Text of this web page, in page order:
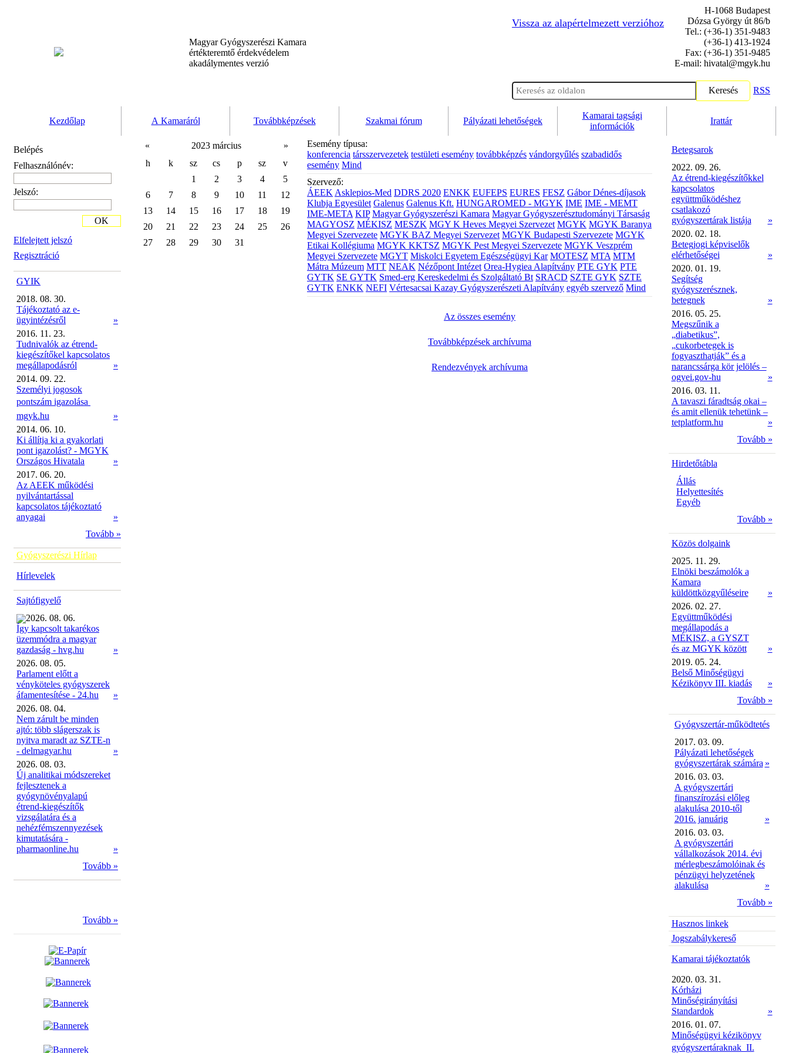
Magyar Gyógyszerészi Kamara
értékteremtő érdekvédelem
akadálymentes verzió
Vissza az alapértelmezett verzióhoz
H-1068 Budapest
Dózsa György út 86/b
Tel.: (+36-1) 351-9483
(+36-1) 413-1924
Fax: (+36-1) 351-9485
E-mail: hivatal@mgyk.hu
Keresés RSS
Kezdőlap A Kamaráról Továbbképzések Szakmai fórum Pályázati lehetőségek
Kamarai tagsági
információk
Irattár
Belépés
Felhasználónév:
Jelszó:
Elfelejtett jelszó
Regisztráció
OK
GYIK
2018. 08. 30.
Tájékoztató az e-
ügyintézésről
»
2016. 11. 23.
Tudnivalók az étrend-
kiegészítőkel kapcsolatos
megállapodásról
»
2014. 09. 22.
Személyi jogosok
pontszám igazolása 
mgyk.hu
»
2014. 06. 10.
Ki állítja ki a gyakorlati
pont igazolást? - MGYK
Országos Hivatala
»
2017. 06. 20.
Az AEEK működési
nyilvántartással
kapcsolatos tájékoztató
anyagai
»
Tovább »
Gyógyszerészi Hírlap
Hírlevelek
Sajtófigyelő
2026. 08. 06.
Így kapcsolt takarékos
üzemmódra a magyar
gazdaság - hvg.hu
»
2026. 08. 05.
Parlament előtt a
vényköteles gyógyszerek
áfamentesítése - 24.hu
»
2026. 08. 04.
Nem zárult be minden
ajtó: több slágerszak is
nyitva maradt az SZTE-n
- delmagyar.hu
»
2026. 08. 03.
Új analitikai módszereket
fejlesztenek a
gyógynövényalapú
étrend-kiegészítők
vizsgálatára és a
nehézfémszennyezések
kimutatására -
pharmaonline.hu
»
Tovább »
Tovább »
« 2023 március
»
h
k sz cs p sz
v
1
2 3 4
5
6
7 8 9 10 11
12
13
14 15 16 17 18
19
20
21 22 23 24 25
26
27
28 29 30 31
Esemény típusa:
konferencia társszervezetek testületi esemény továbbképzés vándorgyűlés szabadidős
esemény Mind
Szervező:
ÁEEK Asklepios-Med DDRS 2020 ENKK EUFEPS EURES FESZ Gábor Dénes-díjasok
Klubja Egyesület Galenus Galenus Kft. HUNGAROMED - MGYK IME IME - MEMT
IME-META KIP Magyar Gyógyszerészi Kamara Magyar Gyógyszerésztudományi Társaság
MAGYOSZ MÉKISZ MESZK MGY K Heves Megyei Szervezet MGYK MGYK Baranya
Megyei Szervezete MGYK BAZ Megyei Szervezet MGYK Budapesti Szervezete MGYK
Etikai Kollégiuma MGYK KKTSZ MGYK Pest Megyei Szervezete MGYK Veszprém
Megyei Szervezete MGYT Miskolci Egyetem Egészségügyi Kar MOTESZ MTA MTM
Mátra Múzeum MTT NEAK Nézőpont Intézet Orea-Hygiea Alapítvány PTE GYK PTE
GYTK SE GYTK Smed-erg Kereskedelmi és Szolgáltató Bt SRACD SZTE GYK SZTE
GYTK ENKK NEFI Vértesacsai Kazay Gyógyszerészeti Alapítvány egyéb szervező Mind
Az összes esemény
Továbbképzések archívuma
Rendezvények archívuma
Betegsarok
2022. 09. 26.
Az étrend-kiegészítőkkel
kapcsolatos
együttműködéshez
csatlakozó
gyógyszertárak listája
»
2020. 02. 18.
Betegjogi képviselők
elérhetőségei
»
2020. 01. 19.
Segítség
gyógyszerésznek,
betegnek
»
2016. 05. 25.
Megszűnik a
„diabetikus”,
„cukorbetegek is
fogyaszthatják” és a
narancssárga kör jelölés –
ogyei.gov-hu
»
2016. 03. 11.
A tavaszi fáradtság okai –
és amit ellenük tehetünk –
tetplatform.hu
»
Tovább »
Hirdetőtábla
Állás
Helyettesítés
Egyéb
Tovább »
Közös dolgaink
2025. 11. 29.
Elnöki beszámolók a
Kamara
küldöttközgyűléseire
»
2026. 02. 27.
Együttműködési
megállapodás a
MÉKISZ, a GYSZT
és az MGYK között
»
2019. 05. 24.
Belső Minőségügyi
Kézikönyv III. kiadás
»
Tovább »
Gyógyszertár-működtetés
2017. 03. 09.
Pályázati lehetőségek
gyógyszertárak számára »
2016. 03. 03.
A gyógyszertári
finanszírozási előleg
alakulása 2010-től
2016. januárig
»
2016. 03. 03.
A gyógyszertári
vállalkozások 2014. évi
mérlegbeszámolóinak és
pénzügyi helyzetének
alakulása
»
Tovább »
Hasznos linkek
Jogszabálykereső
Kamarai tájékoztatók
2020. 03. 31.
Kórházi
Minőségirányítási
Standardok
»
2016. 01. 07.
Minőségügyi kézikönyv
gyógyszertáraknak  II.